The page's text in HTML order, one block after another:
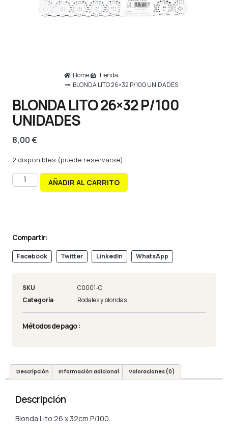
Home
Tienda
BLONDA LITO 26×32 P/100 UNIDADES
BLONDA LITO 26×32 P/100
UNIDADES
8,00€
2 disponibles (puede reservarse)
AÑADIR AL CARRITO
Compartir:
Facebook Twitter LinkedIn WhatsApp
SKU
C0001-C
Categoría
Rodales y blondas
Métodos de pago :
Descripción Información adicional Valoraciones (0)
Descripción
Blonda Lito 26 x 32cm P/100.